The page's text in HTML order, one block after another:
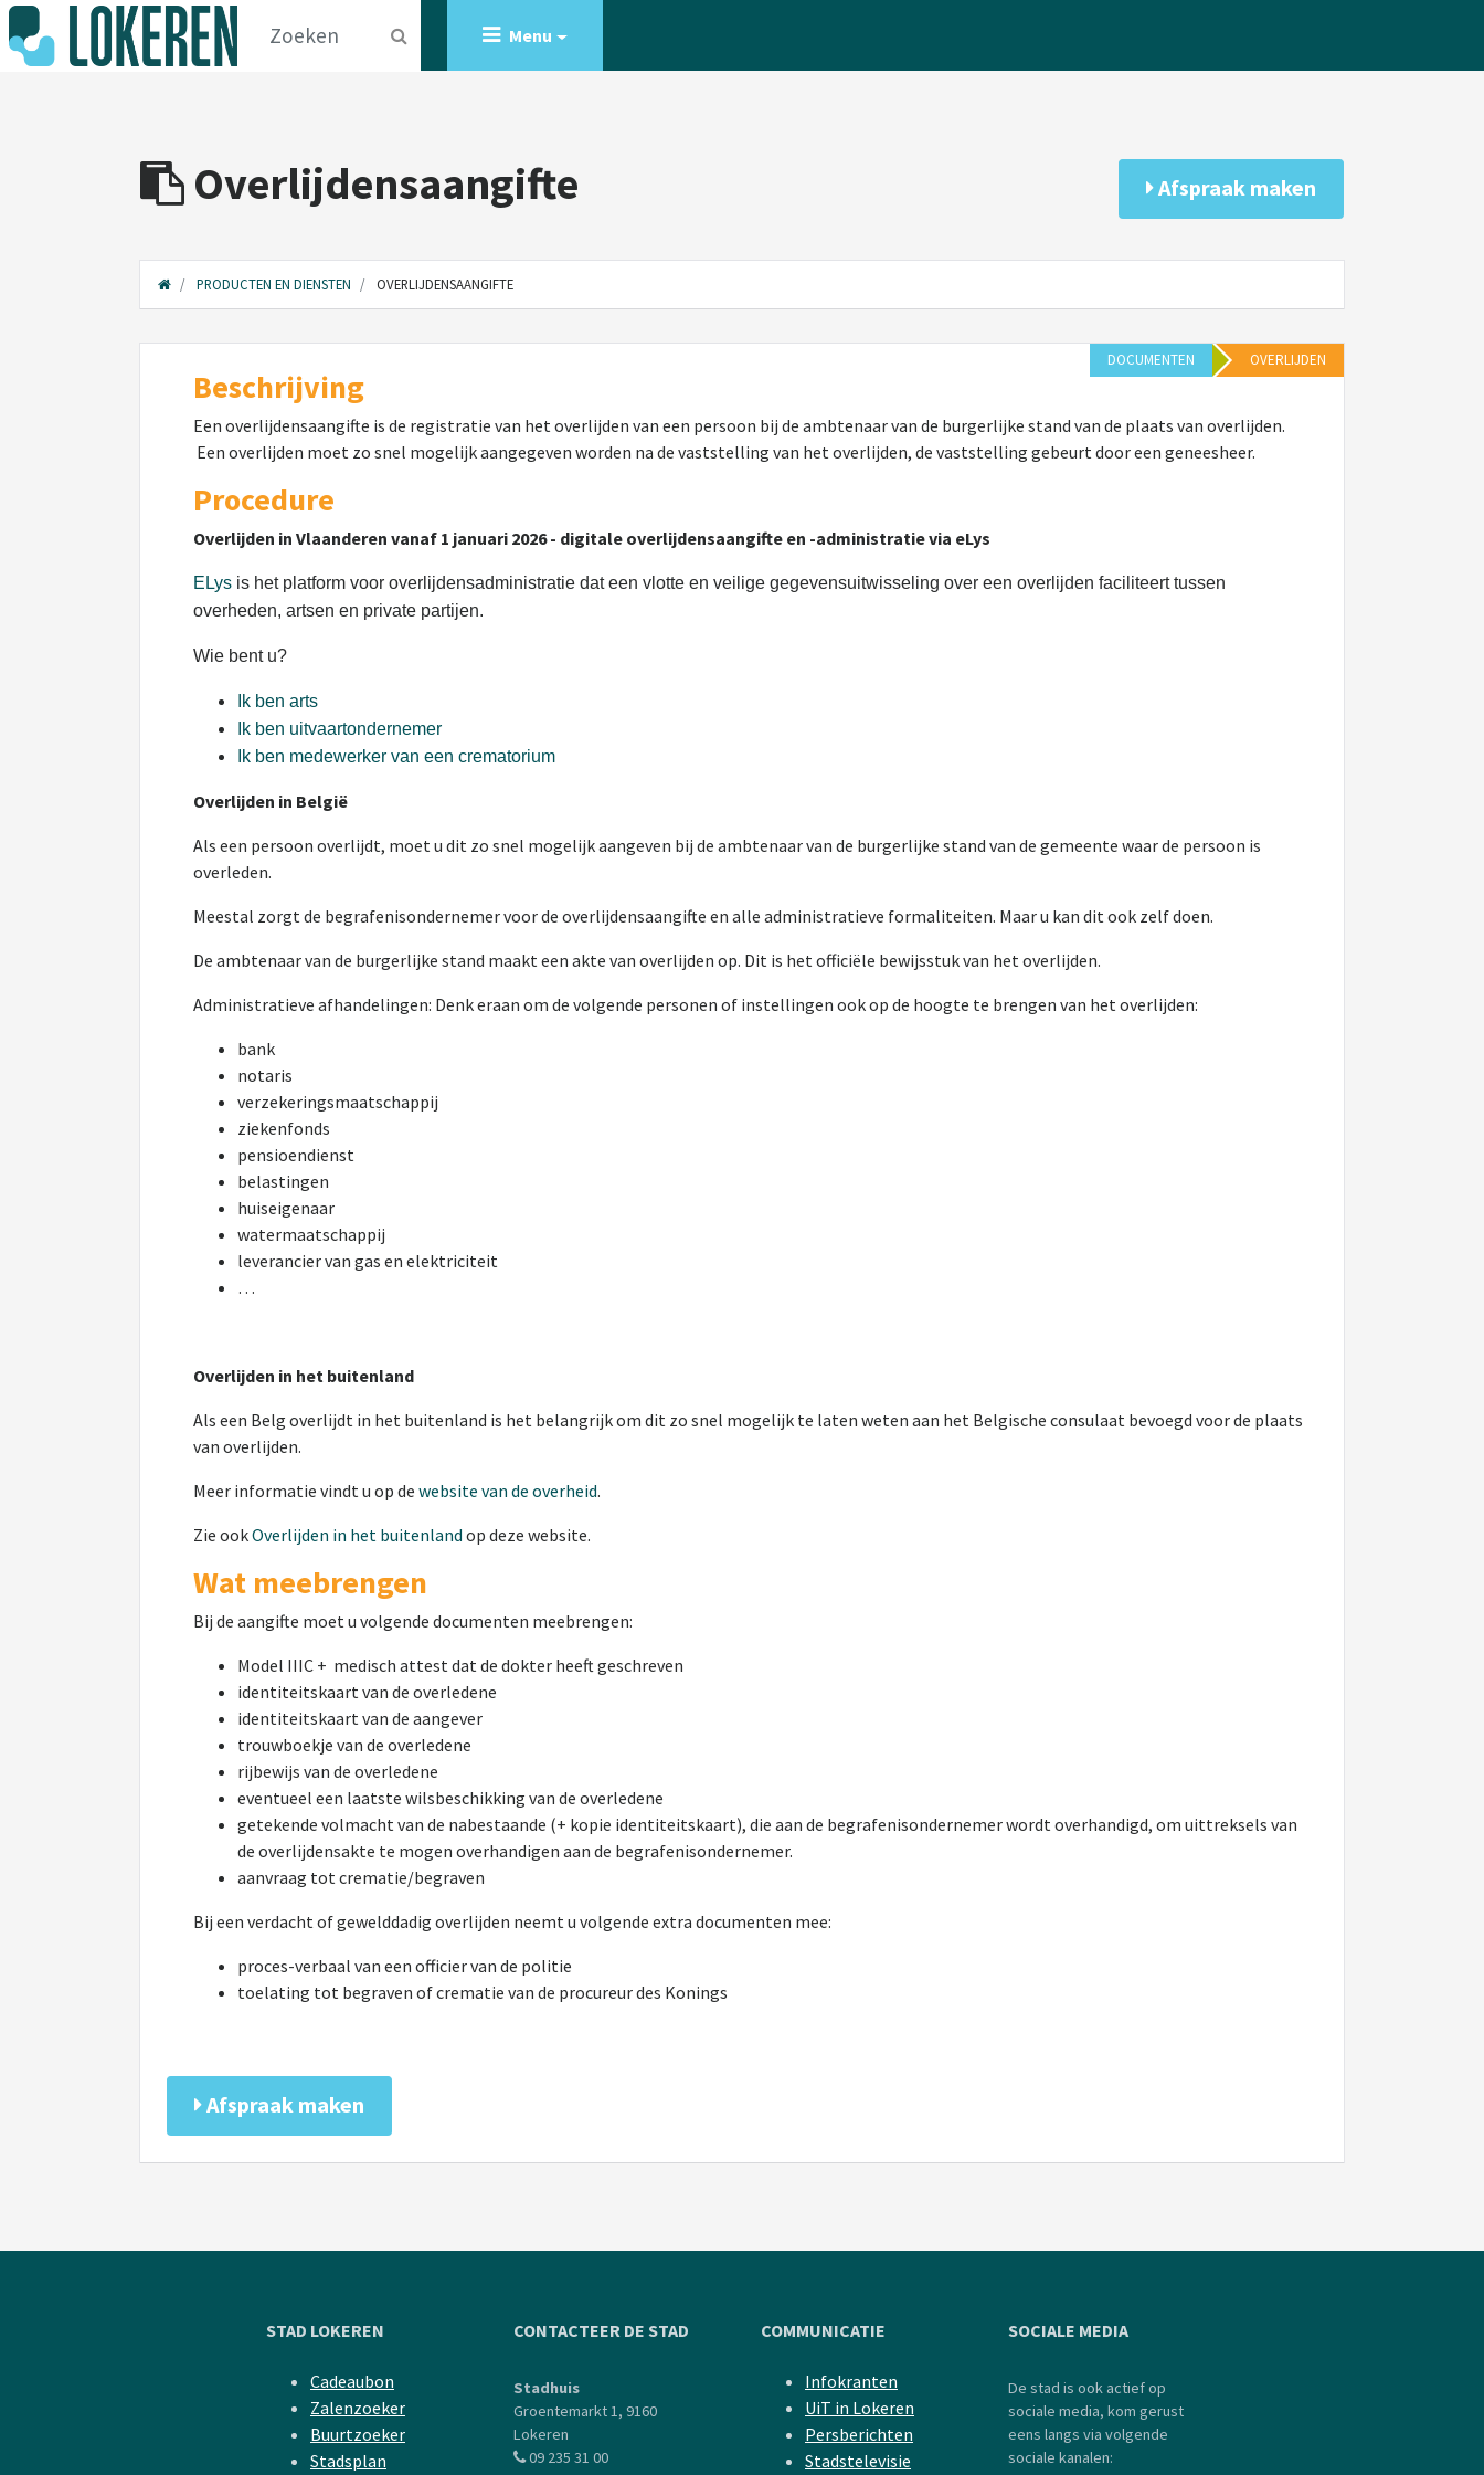
Menu
Overlijdensaangifte Afspraak maken
PRODUCTEN EN DIENSTEN OVERLIJDENSAANGIFTE
DOCUMENTEN OVERLIJDEN
Beschrijving
Een overlijdensaangifte is de registratie van het overlijden van een persoon bij de ambtenaar van de burgerlijke stand van de plaats van overlijden.
Een overlijden moet zo snel mogelijk aangegeven worden na de vaststelling van het overlijden, de vaststelling gebeurt door een geneesheer.
Procedure
Overlijden in Vlaanderen vanaf 1 januari 2026 - digitale overlijdensaangifte en -administratie via eLys
ELys is het platform voor overlijdensadministratie dat een vlotte en veilige gegevensuitwisseling over een overlijden faciliteert tussen
overheden, artsen en private partijen.
Wie bent u?
Ik ben arts
Ik ben uitvaartondernemer
Ik ben medewerker van een crematorium
Overlijden in België
Als een persoon overlijdt, moet u dit zo snel mogelijk aangeven bij de ambtenaar van de burgerlijke stand van de gemeente waar de persoon is
overleden.
Meestal zorgt de begrafenisondernemer voor de overlijdensaangifte en alle administratieve formaliteiten. Maar u kan dit ook zelf doen.
De ambtenaar van de burgerlijke stand maakt een akte van overlijden op. Dit is het officiële bewijsstuk van het overlijden.
Administratieve afhandelingen: Denk eraan om de volgende personen of instellingen ook op de hoogte te brengen van het overlijden:
bank
notaris
verzekeringsmaatschappij
ziekenfonds
pensioendienst
belastingen
huiseigenaar
watermaatschappij
leverancier van gas en elektriciteit
…
Overlijden in het buitenland
Als een Belg overlijdt in het buitenland is het belangrijk om dit zo snel mogelijk te laten weten aan het Belgische consulaat bevoegd voor de plaats
van overlijden.
Meer informatie vindt u op de website van de overheid.
Zie ookOverlijden in het buitenland op deze website.
Wat meebrengen
Bij de aangifte moet u volgende documenten meebrengen:
Model IIIC + medisch attest dat de dokter heeft geschreven
identiteitskaart van de overledene
identiteitskaart van de aangever
trouwboekje van de overledene
rijbewijs van de overledene
eventueel een laatste wilsbeschikking van de overledene
getekende volmacht van de nabestaande (+ kopie identiteitskaart), die aan de begrafenisondernemer wordt overhandigd, om uittreksels van
de overlijdensakte te mogen overhandigen aan de begrafenisondernemer.
aanvraag tot crematie/begraven
Bij een verdacht of gewelddadig overlijden neemt u volgende extra documenten mee:
proces-verbaal van een officier van de politie
toelating tot begraven of crematie van de procureur des Konings
Afspraak maken
STAD LOKEREN
Cadeaubon
Zalenzoeker
Buurtzoeker
Stadsplan
CONTACTEER DE STAD
Stadhuis
Groentemarkt 1, 9160
Lokeren
09 235 31 00
COMMUNICATIE
Infokranten
UiT in Lokeren
Persberichten
Stadstelevisie
SOCIALE MEDIA
De stad is ook actief op
sociale media, kom gerust
eens langs via volgende
sociale kanalen: